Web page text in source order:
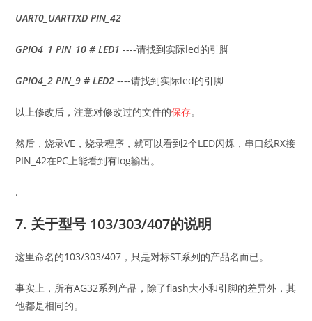
UART0_UARTTXD PIN_42
GPIO4_1 PIN_10# LED1 ----请找到实际led的引脚
GPIO4_2 PIN_9# LED2 ----请找到实际led的引脚
以上修改后，注意对修改过的文件的保存。
然后，烧录VE，烧录程序，就可以看到2个LED闪烁，串口线RX接
PIN_42在PC上能看到有log输出。
.
7. 关于型号 103/303/407的说明
这里命名的103/303/407，只是对标ST系列的产品名而已。
事实上，所有AG32系列产品，除了flash大小和引脚的差异外，其
他都是相同的。